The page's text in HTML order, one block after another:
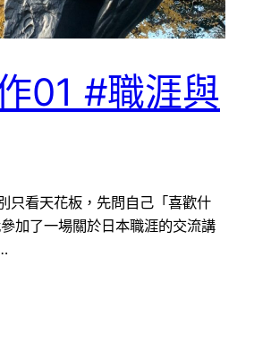
01 #職涯與
只看天花板，先問自己「喜歡什
加了一場關於日本職涯的交流講